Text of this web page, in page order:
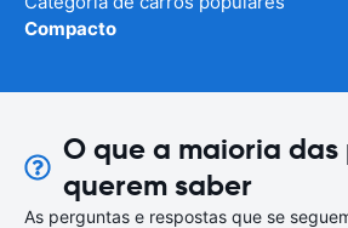
Compacto
O que a maioria das
querem saber
As perguntas e respostas que se